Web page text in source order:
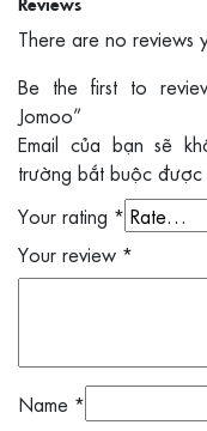
There are no reviews
Be the first to
Jomoo”
Email của bạn sẽ
trường bắt buộc được
Your rating *
Your review *
Name *